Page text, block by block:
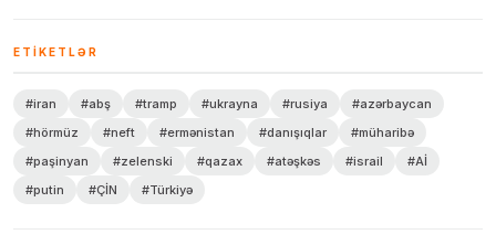
ETIKETLƏR
#iran #abş #tramp #ukrayna #rusiya
#azərbaycan
#hörmüz
#neft #ermənistan #danışıqlar
#müharibə
#paşinyan
#zelenski #qazax #atəşkəs #israil
#Aİ
#putin
#ÇİN #Türkiyə